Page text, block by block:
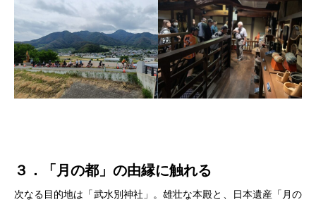
３．「月の都」の由縁に触れる
次なる目的地は「武水別神社」。雄壮な本殿と、日本遺産「月の